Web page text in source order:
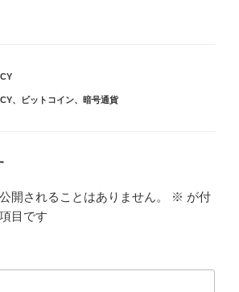
、 ビットコイン、 暗号通貨
開されることはありません。 ※ が付
目です